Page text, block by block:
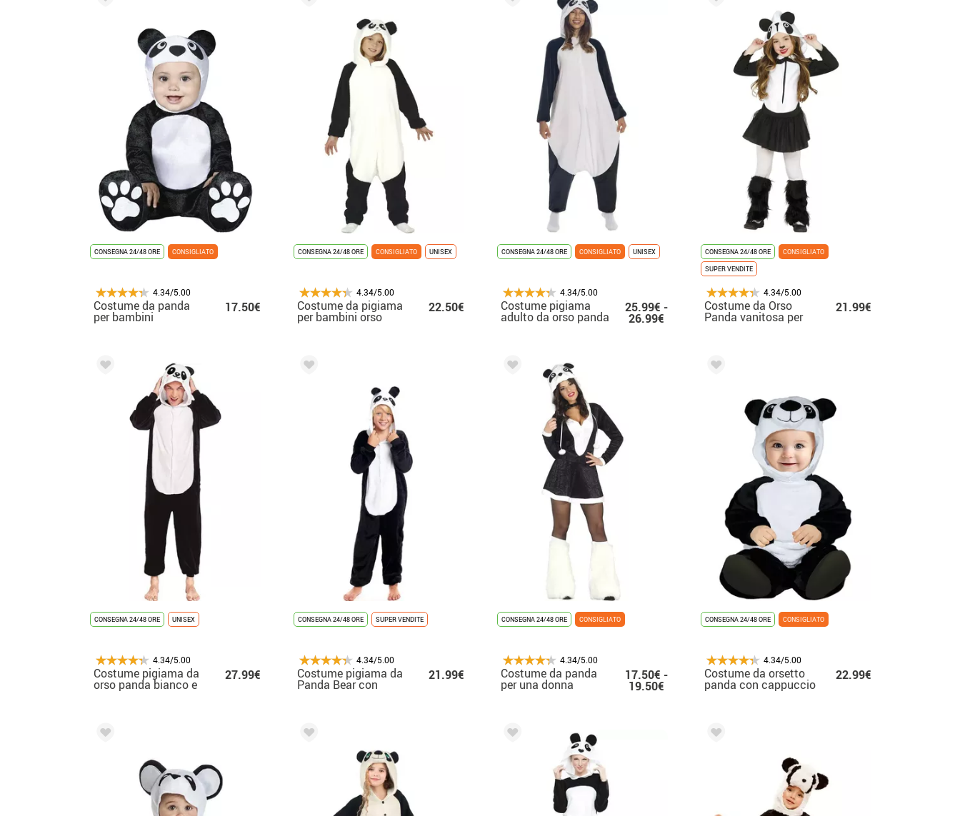
CONSEGNA 24/48 ORE CONSIGLIATO
4.34/5.00
Costume da panda
per bambini
17.50€
CONSEGNA 24/48 ORE CONSIGLIATO UNISEX
4.34/5.00
Costume da pigiama
per bambini orso
panda
22.50€
CONSEGNA 24/48 ORE CONSIGLIATO UNISEX
4.34/5.00
Costume pigiama
adulto da orso panda
25.99€ -
26.99€
CONSEGNA 24/48 ORE
CONSIGLIATO
SUPER VENDITE
4.34/5.00
Costume da Orso
Panda vanitosa per
21.99€
CONSEGNA 24/48 ORE UNISEX
4.34/5.00
Costume pigiama da
orso panda bianco e
nero per uomo
27.99€
CONSEGNA 24/48 ORE SUPER VENDITE
4.34/5.00
Costume pigiama da
Panda Bear con
21.99€
CONSEGNA 24/48 ORE CONSIGLIATO
4.34/5.00
Costume da panda
per una donna
17.50€ -
19.50€
CONSEGNA 24/48 ORE CONSIGLIATO
4.34/5.00
Costume da orsetto
panda con cappuccio
22.99€